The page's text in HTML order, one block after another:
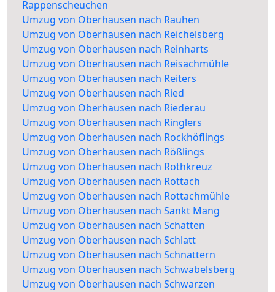
Rappenscheuchen
Umzug von Oberhausen nach Rauhen
Umzug von Oberhausen nach Reichelsberg
Umzug von Oberhausen nach Reinharts
Umzug von Oberhausen nach Reisachmühle
Umzug von Oberhausen nach Reiters
Umzug von Oberhausen nach Ried
Umzug von Oberhausen nach Riederau
Umzug von Oberhausen nach Ringlers
Umzug von Oberhausen nach Rockhöflings
Umzug von Oberhausen nach Rößlings
Umzug von Oberhausen nach Rothkreuz
Umzug von Oberhausen nach Rottach
Umzug von Oberhausen nach Rottachmühle
Umzug von Oberhausen nach Sankt Mang
Umzug von Oberhausen nach Schatten
Umzug von Oberhausen nach Schlatt
Umzug von Oberhausen nach Schnattern
Umzug von Oberhausen nach Schwabelsberg
Umzug von Oberhausen nach Schwarzen